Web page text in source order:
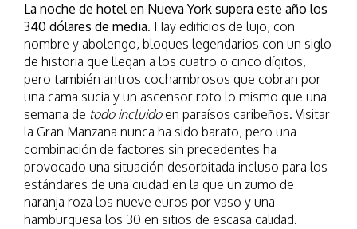
La noche de hotel en Nueva York supera este año los
340 dólares de media. Hay edificios de lujo, con
nombre y abolengo, bloques legendarios con un siglo
de historia que llegan a los cuatro o cinco dígitos,
pero también antros cochambrosos que cobran por
una cama sucia y un ascensor roto lo mismo que una
semana de todo incluidoen paraísos caribeños. Visitar
la Gran Manzana nunca ha sido barato, pero una
combinación de factores sin precedentes ha
provocado una situación desorbitada incluso para los
estándares de una ciudad en la que un zumo de
naranja roza los nueve euros por vaso y una
hamburguesa los 30 en sitios de escasa calidad.